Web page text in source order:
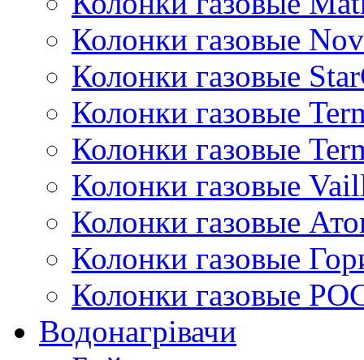
Колонки газовые
Колонки газовые
Колонки газовые
Колонки газовые
Колонки газовые
Колонки газовые
Колонки газовые
Колонки газовые
Водонагрівачи